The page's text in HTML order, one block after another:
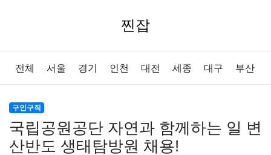
찐잡
전체 서울 경기 인천 대전 세종 대구 부산
울산
전남 제주
구인구직
국립공원공단 자연과 함께하는 일 변
산반도 생태탐방원 채용!